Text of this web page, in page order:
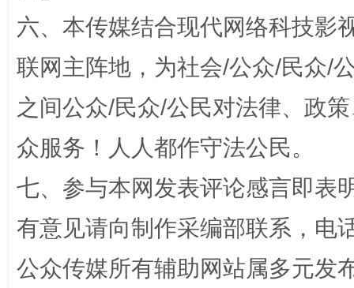
招工难、用工荒背后
网上购药对药下症？
六、本传媒结合现代网络科技影
联网主阵地，为社会/公众/民众/
之间公众/民众/公民对法律、政
众服务！人人都作守法公民。
七、参与本网发表评论感言即表
有意见请向制作采编部联系，电
公众传媒所有辅助网站属多元发